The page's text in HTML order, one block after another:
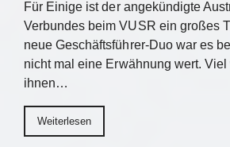
Für Einige ist der angekündigte
Verbundes beim VUSR ein großes
neue Geschäftsführer-Duo war es
nicht mal eine Erwähnung wert.
ihnen…
Weiterlesen